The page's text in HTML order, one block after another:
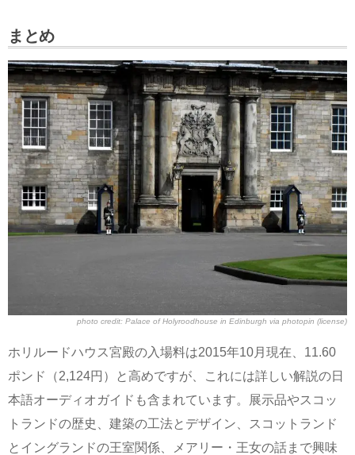
まとめ
photo credit: Palace of Holyroodhouse in Edinburgh via photopin (license)
ホリルードハウス宮殿の入場料は2015年10月現在、11.60
ポンド（2,124円）と高めですが、これには詳しい解説の日
本語オーディオガイドも含まれています。展示品やスコッ
トランドの歴史、建築の工法とデザイン、スコットランド
とイングランドの王室関係、メアリー・王女の話まで興味